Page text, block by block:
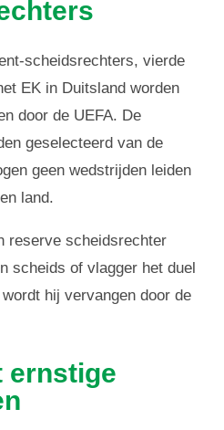
scheidsrechters, vierde
EK in Duitsland worden
door de UEFA. De
geselecteerd van de
geen wedstrijden leiden
land.
reserve scheidsrechter
scheids of vlagger het duel
hij vervangen door de
ernstige